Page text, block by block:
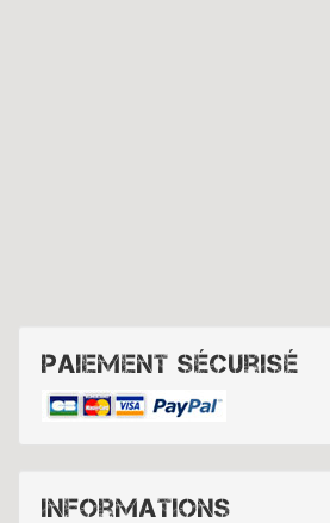
Paiement sécurisé
Informations